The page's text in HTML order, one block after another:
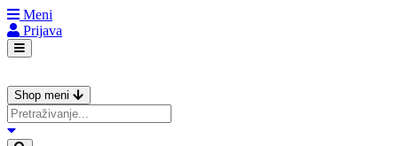
Meni
Prijava
Shop meni